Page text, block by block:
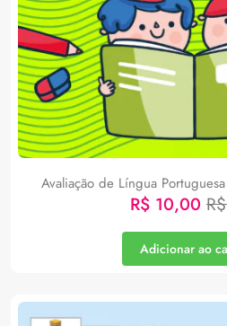
Avaliação de Língua
R$ 10,00 R$
Adicionar ao